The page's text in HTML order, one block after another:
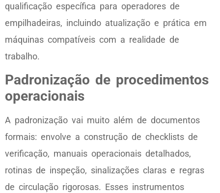
qualificação específica para operadores de
empilhadeiras, incluindo atualização e prática em
máquinas compatíveis com a realidade de
trabalho.
Padronização de procedimentos
operacionais
A padronização vai muito além de documentos
formais: envolve a construção de checklists de
verificação, manuais operacionais detalhados,
rotinas de inspeção, sinalizações claras e regras
de circulação rigorosas. Esses instrumentos